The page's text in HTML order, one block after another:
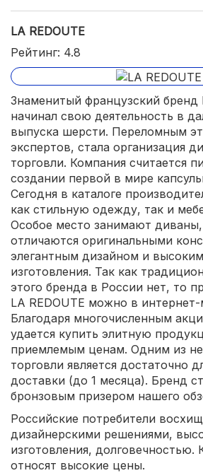
LA REDOUTE
Рейтинг: 4.8
Знаменитый французский бренд
начинал свою деятельность в
выпуска шерсти. Переломным
экспертов, стала организация
торговли. Компания считается
создании первой в мире
Сегодня в каталоге
как стильную одежду, так и
Особое место занимают
отличаются оригинальными
элегантным дизайном и
изготовления. Так как
этого бренда в России нет, то
LA REDOUTE можно в интернет-
Благодаря многочисленным
удается купить элитную
приемлемым ценам. Одним из
торговли является достаточно
доставки (до 1 месяца). Бренд
бронзовым призером нашего
Российские потребители
дизайнерскими решениями,
изготовления, долговечностью.
относят высокие цены.